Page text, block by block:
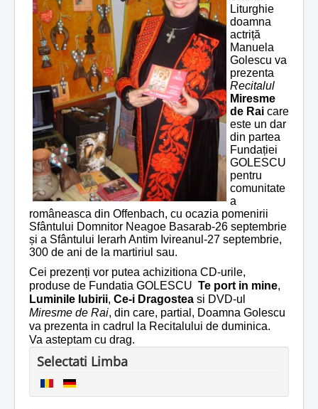
Liturghie
doamna
actriță
Manuela
Golescu va
prezenta
Recitalul
Miresme
de Rai care
este un dar
din partea
Fundației
GOLESCU
pentru
comunitate
a
româneasca din Offenbach, cu ocazia pomenirii
Sfântului Domnitor Neagoe Basarab-26 septembrie
și a Sfântului Ierarh Antim Ivireanul-27 septembrie,
300 de ani de la martiriul sau.
Cei prezenți vor putea achizitiona CD-urile,
produse de Fundatia GOLESCU Te port in mine,
Luminile Iubirii, Ce-i Dragostea si DVD-ul
Miresme de Rai, din care, partial, Doamna Golescu
va prezenta in cadrul la Recitalului de duminica.
Va asteptam cu drag.
Selectati Limba